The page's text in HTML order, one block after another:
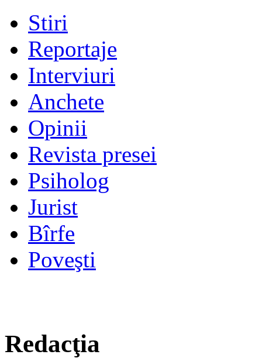
Stiri
Reportaje
Interviuri
Anchete
Opinii
Revista presei
Psiholog
Jurist
Bîrfe
Poveşti
Redacţia